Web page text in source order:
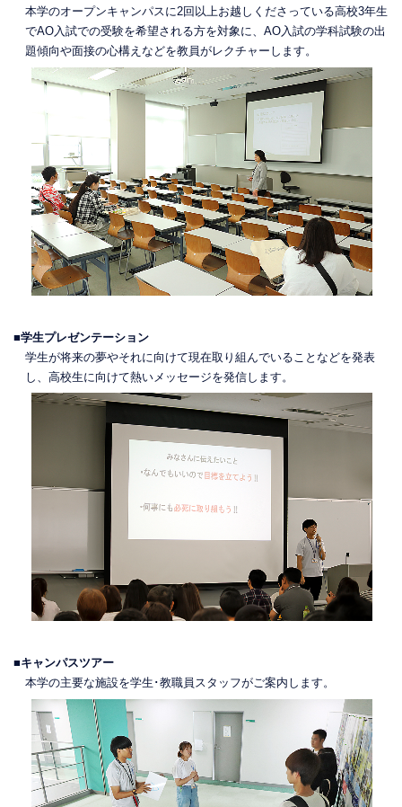
本学のオープンキャンパスに2回以上お越しくださっている高校3年生
でAO入試での受験を希望される方を対象に、AO入試の学科試験の出
題傾向や面接の心構えなどを教員がレクチャーします。
■学生プレゼンテーション
学生が将来の夢やそれに向けて現在取り組んでいることなどを発表
し、高校生に向けて熱いメッセージを発信します。
■キャンパスツアー
本学の主要な施設を学生･教職員スタッフがご案内します。